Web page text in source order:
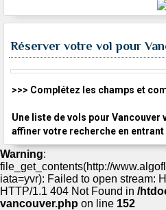
Réserver votre vol pour
>>> Complétez les champs et
Une liste de vols pour Vancouver
affiner votre recherche en
Warning:
file_get_contents(http://
iata=yvr): Failed to open stream:
HTTP/1.1 404 Not Found in /
vancouver.php on line 152